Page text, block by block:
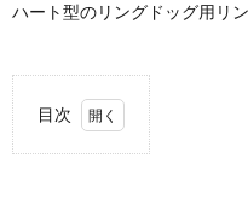
ハート型のリングドッグ用リ
目次
1.